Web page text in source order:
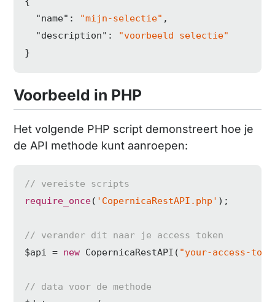
"name" : "mijn-selectie" ,
"description" : "voorbeeld selectie"
}
Voorbeeld in PHP
Het volgende PHP script demonstreert hoe je
de API methode kunt aanroepen:
// vereiste scripts
require_once( 'CopernicaRestAPI.php' );
// verander dit naar je access token
$api = new CopernicaRestAPI( "your-access-
// data voor de methode